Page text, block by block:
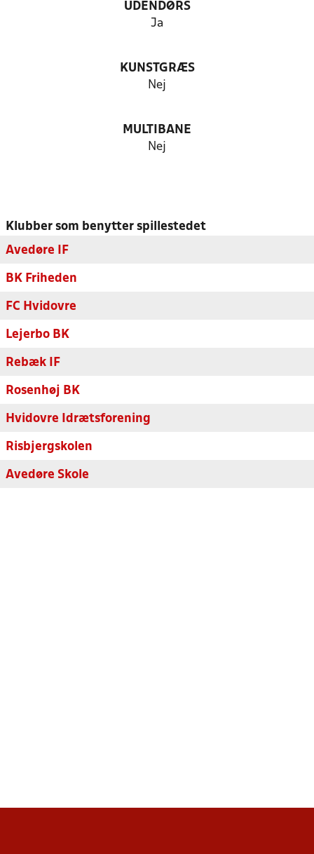
UDENDØRS
Ja
KUNSTGRÆS
Nej
MULTIBANE
Nej
Klubber som benytter spillestedet
Avedøre IF
BK Friheden
FC Hvidovre
Lejerbo BK
Rebæk IF
Rosenhøj BK
Hvidovre Idrætsforening
Risbjergskolen
Avedøre Skole